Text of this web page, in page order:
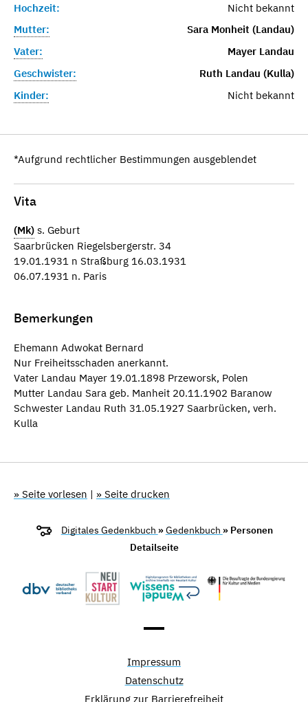
Hochzeit:
Nicht bekannt
Mutter:
Sara Monheit (Landau)
Vater:
Mayer Landau
Geschwister:
Ruth Landau (Kulla)
Kinder:
Nicht bekannt
*Aufgrund rechtlicher Bestimmungen ausgeblendet
Vita
(Mk) s. Geburt
Saarbrücken Riegelsbergerstr. 34
19.01.1931 n Straßburg 16.03.1931
06.07.1931 n. Paris
Bemerkungen
Ehemann Adwokat Bernard
Nur Freiheitsschaden anerkannt.
Vater Landau Mayer 19.01.1898 Przeworsk, Polen
Mutter Landau Sara geb. Manheit 20.11.1902 Baranow
Schwester Landau Ruth 31.05.1927 Saarbrücken, verh.
Kulla
» Seite vorlesen | » Seite drucken
Digitales Gedenkbuch »Gedenkbuch » Personen
Detailseite
Impressum
Datenschutz
Erklärung zur Barrierefreiheit